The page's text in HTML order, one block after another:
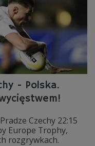
- Polska.
Czechy 22:15
Europe Trophy,
rozgrywkach.